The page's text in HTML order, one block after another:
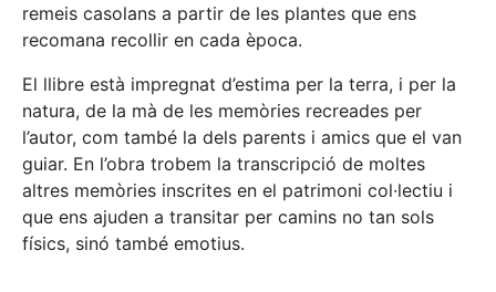
remeis casolans a partir de les plantes que ens
recomana recollir en cada època.
El llibre està impregnat d’estima per la terra, i per la
natura, de la mà de les memòries recreades per
l’autor, com també la dels parents i amics que el van
guiar. En l’obra trobem la transcripció de moltes
altres memòries inscrites en el patrimoni col·lectiu i
que ens ajuden a transitar per camins no tan sols
físics, sinó també emotius.